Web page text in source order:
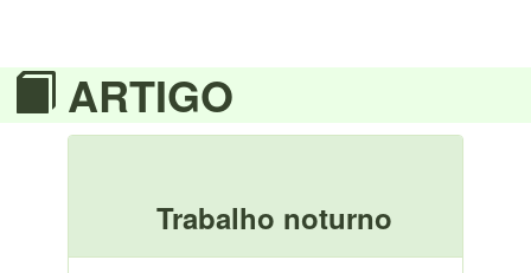
ARTIGO
Trabalho noturno